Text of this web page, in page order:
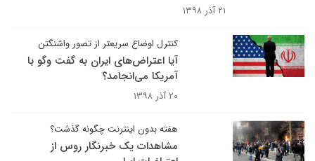
۲۱ آذر ۱۳۹۸
کنترل اوضاع سریعتر از تصور واشنگتن
آیا اعتراض‌های ایران به گفت وگو با
آمریکا می‌انجامد؟
۲۰ آذر ۱۳۹۸
هفته بدون اینترنت چگونه گذشت؟
مشاهدات یک خبرنگار روس از